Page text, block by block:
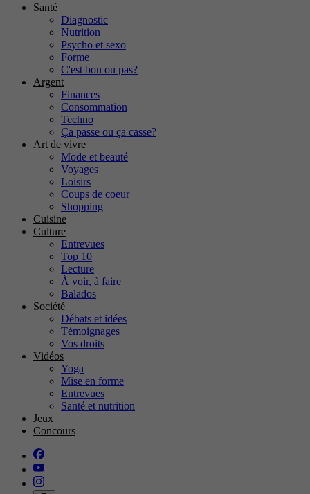
Santé
Diagnostic
Nutrition
Psycho et sexo
Forme
C'est bon ou pas?
Argent
Finances
Consommation
Techno
Ça passe ou ça casse?
Art de vivre
Mode et beauté
Voyages
Loisirs
Coups de coeur
Shopping
Cuisine
Culture
Entrevues
Top 10
Lecture
À voir, à faire
Balados
Société
Débats et idées
Témoignages
Vos droits
Vidéos
Yoga
Mise en forme
Entrevues
Santé et nutrition
Jeux
Concours